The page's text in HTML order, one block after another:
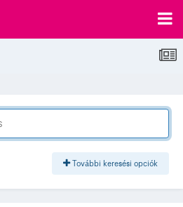
További keresési opciók